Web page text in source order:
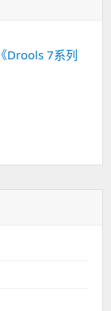
《Drools 7系列